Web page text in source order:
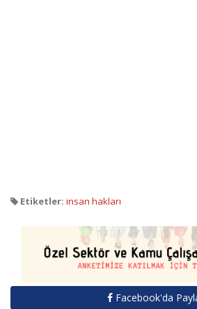
Etiketler: insan hakları
Facebook'da